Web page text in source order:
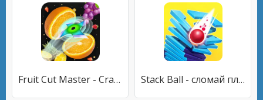
Fruit Cut Master - Crazy Slash Stack Ball - сломай платформы